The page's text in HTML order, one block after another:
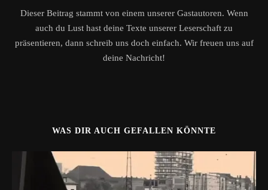
Dieser Beitrag stammt von einem unserer Gastautoren. Wenn
auch du Lust hast deine Texte unserer Leserschaft zu
präsentieren, dann schreib uns doch einfach. Wir freuen uns auf
deine Nachricht!
WAS DIR AUCH GEFALLEN KÖNNTE